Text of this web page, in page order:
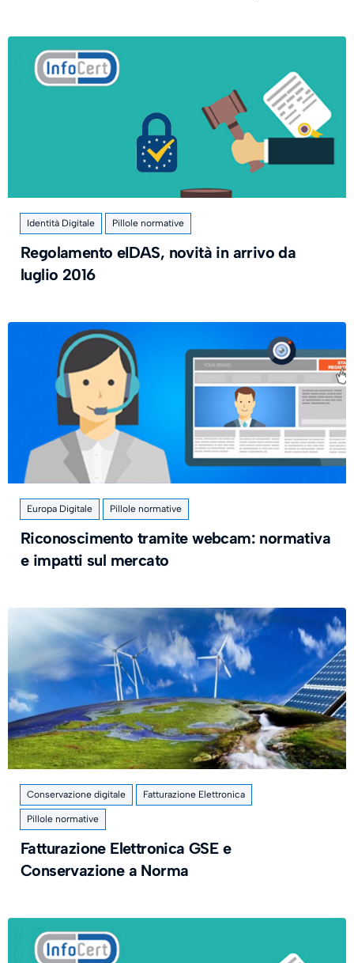
Identità Digitale Pillole normative
Regolamento eIDAS, novità in arrivo da
luglio 2016
Europa Digitale Pillole normative
Riconoscimento tramite webcam: normativa
e impatti sul mercato
Conservazione digitale Fatturazione Elettronica
Pillole normative
Fatturazione Elettronica GSE e
Conservazione a Norma